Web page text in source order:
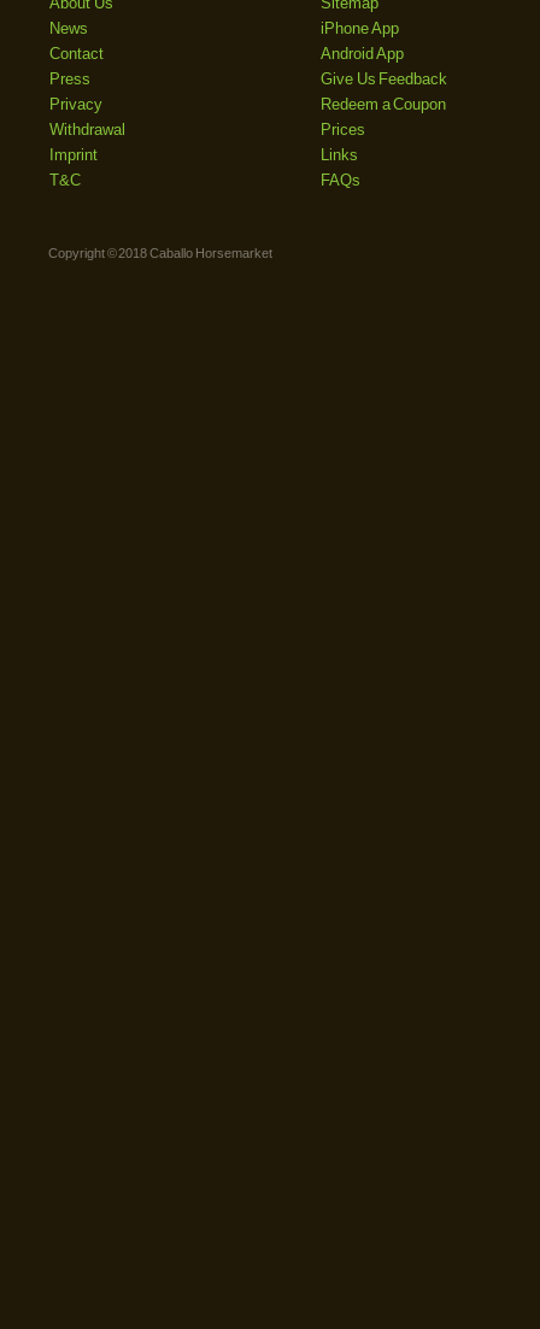
News
Contact
Press
Privacy
Withdrawal
Imprint
T&C
iPhone App
Android App
Give Us Feedback
Redeem a Coupon
Prices
Links
FAQs
Copyright © 2018 Caballo Horsemarket